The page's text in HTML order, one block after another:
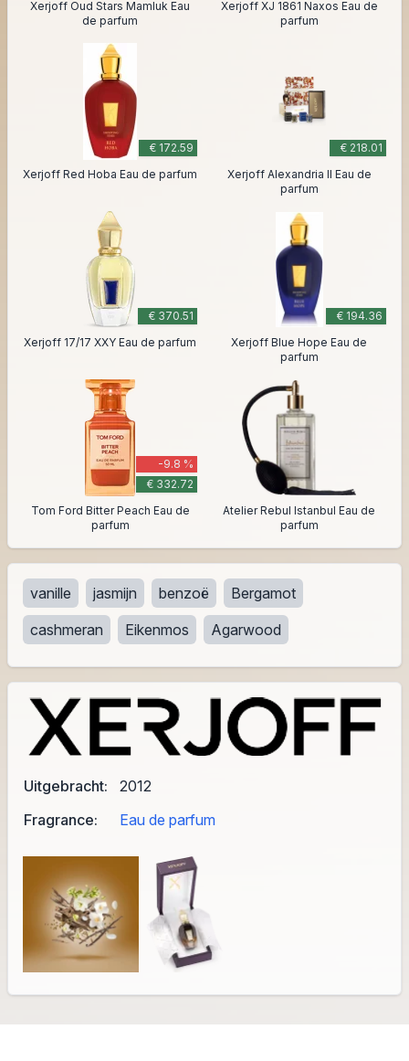
Uitgebracht:
2012
Fragrance:
Eau de parfum
Xerjoff Oud Stars Mamluk Eau
de parfum
Xerjoff XJ 1861 Naxos Eau de
parfum
€ 172.59
Xerjoff Red Hoba Eau de parfum
€ 218.01
Xerjoff Alexandria II Eau de
parfum
€ 370.51
Xerjoff 17/17 XXY Eau de parfum
€ 194.36
Xerjoff Blue Hope Eau de
parfum
-9.8 %
€ 332.72
Tom Ford Bitter Peach Eau de
parfum
Atelier Rebul Istanbul Eau de
parfum
vanille jasmijn benzoë
Bergamot
cashmeran
Eikenmos Agarwood